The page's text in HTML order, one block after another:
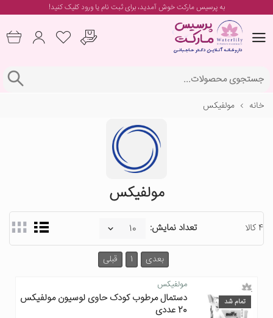
به پرسیس مارکت خوش آمدید، برایثبت نام یا ورودکلیک کنید!
خانه مولفیکس
مولفیکس
4 کالا تعداد نمایش:
قبلی 1 بعدی
تمام شد
مولفیکس
دستمال مرطوب کودک حاوی لوسیون مولفیکس
20 عددی